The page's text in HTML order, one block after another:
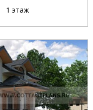
1 этаж